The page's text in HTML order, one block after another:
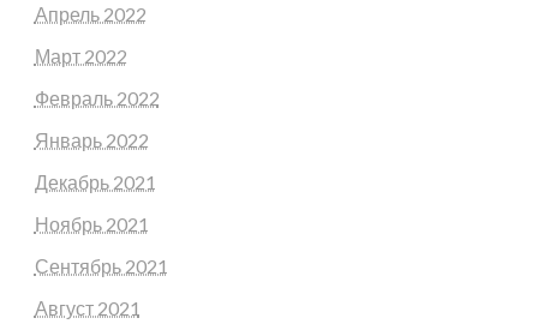
Апрель 2022
Март 2022
Февраль 2022
Январь 2022
Декабрь 2021
Ноябрь 2021
Сентябрь 2021
Август 2021